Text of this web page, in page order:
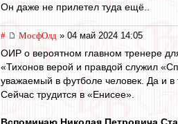
Он даже не прилетел туда ещё..
# МосфОлд » 04 май 2024 14:05
ОИР о вероятном главном тренере
«Тихонов верой и правдой служил
уважаемый в футболе человек. Да и в
Сейчас трудится в «Енисее».